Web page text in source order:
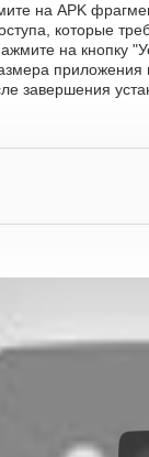
на APK
которые
на кнопку
приложения
завершения